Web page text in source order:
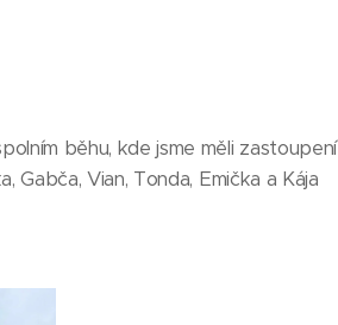
běhu, kde jsme měli zastoupení
Gabča, Vian, Tonda, Emička a Kája